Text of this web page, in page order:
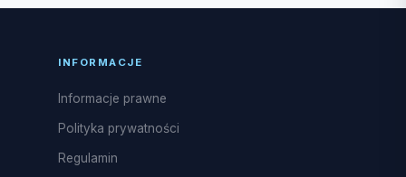
INFORMACJE
Informacje prawne
Polityka prywatności
Regulamin